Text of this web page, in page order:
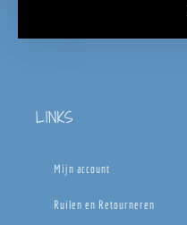
LINKS
Mijn account
Ruilen en Retourneren